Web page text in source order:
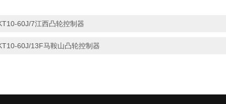
60J/7江西凸轮控制器
60J/13F马鞍山凸轮控制器